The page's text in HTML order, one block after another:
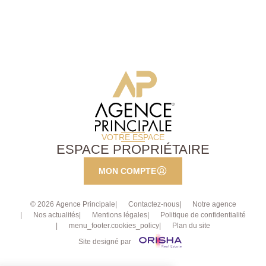
m² ? 13,15 m² ? 15,5 m²) ainsi qu'une salle d'eau
avec toilettes. Un appartement 2 pièces indépendant :
agréable pièce de vie avec cuisine ouverte (19,6 m²),
une chambre (11,84 m²) et une salle d'eau avec
VOTRE ESPACE
ESPACE PROPRIÉTAIRE
MON COMPTE
© 2026 Agence Principale Contactez-nous
Notre agence
Nos actualités
Mentions légales
Politique de confidentialité
menu_footer.cookies_policy
Plan du site
Site designé par